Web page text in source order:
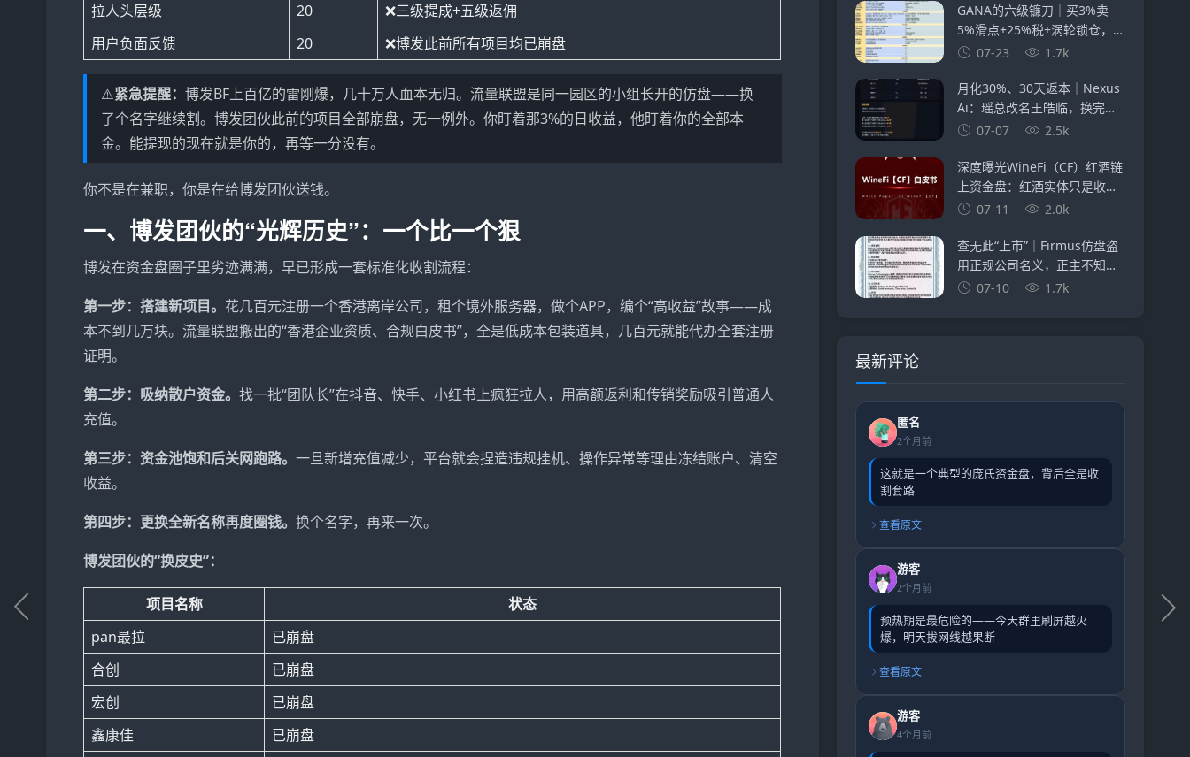
拉人头层级
20
❌三级提成+五级返佣
用户负面反馈
20 ❌博发此前所有项目均已崩盘
⚠️紧急提醒： 博发BF上百亿的雷刚爆，几十万人血本无归。流量联盟是同一园区的小组长开的仿盘——换
了个名字继续割。博发团伙此前的项目全部崩盘，无一例外。你盯着那3%的日收益，他盯着你的全部本
金。能提现的现在就是你的，再等一分没有。
你不是在兼职，你是在给博发团伙送钱。
一、博发团伙的“光辉历史”：一个比一个狠
博发在资金盘圈子里劣迹满满，早已形成一套标准化收割流程：
第一步：搭建新项目。 花几百元注册一个香港离岸公司，租个境外服务器，做个APP，编个“高收益”故事——成
本不到几万块。流量联盟搬出的“香港企业资质、合规白皮书”，全是低成本包装道具，几百元就能代办全套注册
证明。
第二步：吸纳散户资金。 找一批“团队长”在抖音、快手、小红书上疯狂拉人，用高额返利和传销奖励吸引普通人
充值。
第三步：资金池饱和后关网跑路。 一旦新增充值减少，平台就会捏造违规挂机、操作异常等理由冻结账户、清空
收益。
第四步：更换全新名称再度圈钱。 换个名字，再来一次。
博发团伙的“换皮史”：
项目名称
状态
pan最拉
已崩盘
合创
已崩盘
宏创
已崩盘
鑫康佳
已崩盘
GANA的六级镰刀｜买3%卖
5%滑点+25%税+涡轮锁仓，5
重收割等你入局
07-23 1.7k
月化30%、30天返本｜Nexus
Ai：瑶总改名王皓临，换完马
甲就收割
07-07 2.5k
深度曝光WineFi（CF）红酒链
上资金盘：红酒实体只是收割
外衣，多层拉人头庞氏骗局实
07-11 2.0k
查无此“上市”｜Firmus仿盘盗
用正规公司名义，正主不知
道，骗子替你“上市”了
07-10 1.7k
最新评论
匿名
2个月前
这就是一个典型的庞氏资金盘，背后全是收
割套路
查看原文
游客
2个月前
预热期是最危险的——今天群里刷屏越火
爆，明天拔网线越果断
查看原文
游客
4个月前